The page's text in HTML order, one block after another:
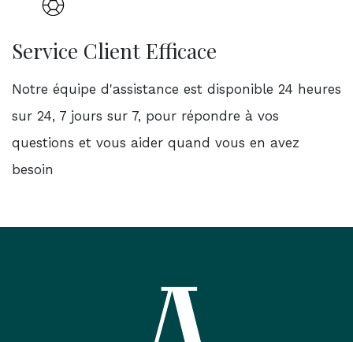
Service Client Efficace
Notre équipe d'assistance est disponible 24 heures
sur 24, 7 jours sur 7, pour répondre à vos
questions et vous aider quand vous en avez
besoin